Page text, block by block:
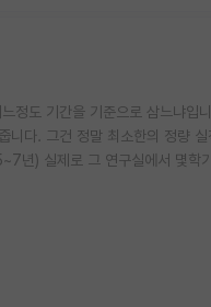
정도 기간을 기준으로 삼느냐입니
다. 그건 정말 최소한의 정량
년) 실제로 그 연구실에서 몇학